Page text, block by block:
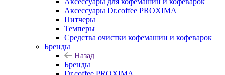
Аксессуары для кофемашин и кофеварок
Аксессуары Dr.coffee PROXIMA
Питчеры
Темперы
Средства очистки кофемашин и кофеварок
Бренды
Назад
Бренды